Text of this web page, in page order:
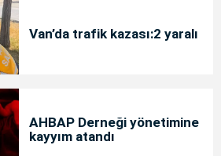
Van’da trafik kazası:2 yaralı
AHBAP Derneği yönetimine
kayyım atandı